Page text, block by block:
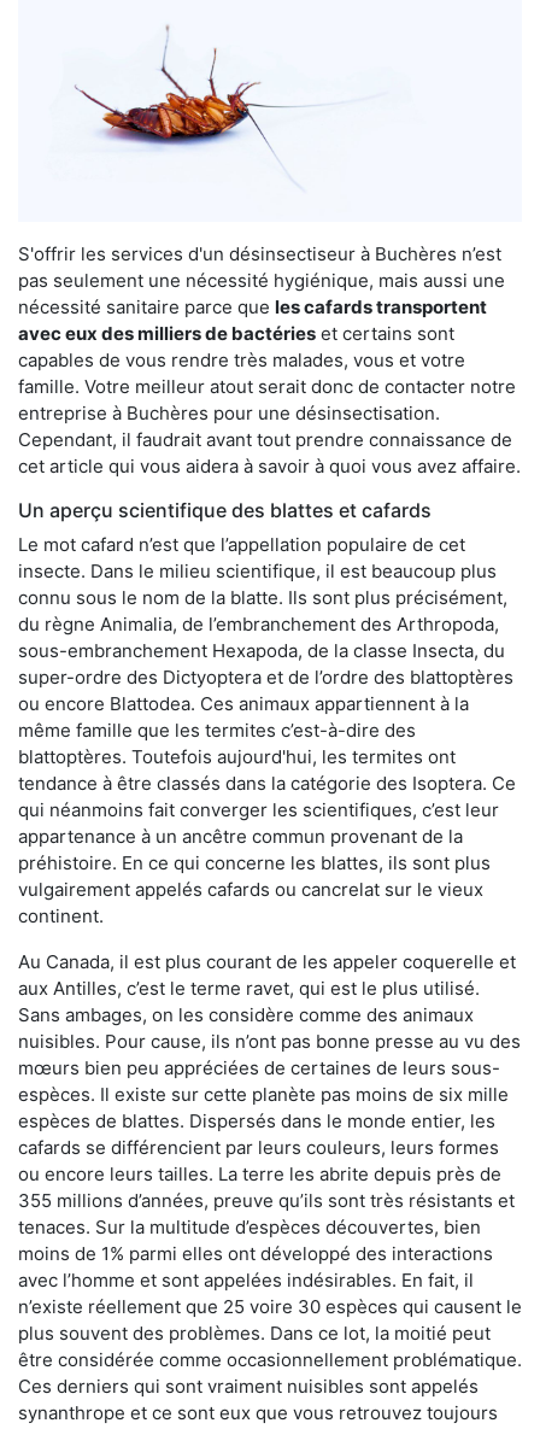
S'offrir les services d'un désinsectiseur à Buchères n’est
pas seulement une nécessité hygiénique, mais aussi une
nécessité sanitaire parce que les cafards transportent
avec eux des milliers de bactéries et certains sont
capables de vous rendre très malades, vous et votre
famille. Votre meilleur atout serait donc de contacter notre
entreprise à Buchères pour une désinsectisation.
Cependant, il faudrait avant tout prendre connaissance de
cet article qui vous aidera à savoir à quoi vous avez affaire.
Un aperçu scientifique des blattes et cafards
Le mot cafard n’est que l’appellation populaire de cet
insecte. Dans le milieu scientifique, il est beaucoup plus
connu sous le nom de la blatte. Ils sont plus précisément,
du règne Animalia, de l’embranchement des Arthropoda,
sous-embranchement Hexapoda, de la classe Insecta, du
super-ordre des Dictyoptera et de l’ordre des blattoptères
ou encore Blattodea. Ces animaux appartiennent à la
même famille que les termites c’est-à-dire des
blattoptères. Toutefois aujourd'hui, les termites ont
tendance à être classés dans la catégorie des Isoptera. Ce
qui néanmoins fait converger les scientifiques, c’est leur
appartenance à un ancêtre commun provenant de la
préhistoire. En ce qui concerne les blattes, ils sont plus
vulgairement appelés cafards ou cancrelat sur le vieux
continent.
Au Canada, il est plus courant de les appeler coquerelle et
aux Antilles, c’est le terme ravet, qui est le plus utilisé.
Sans ambages, on les considère comme des animaux
nuisibles. Pour cause, ils n’ont pas bonne presse au vu des
mœurs bien peu appréciées de certaines de leurs sous-
espèces. Il existe sur cette planète pas moins de six mille
espèces de blattes. Dispersés dans le monde entier, les
cafards se différencient par leurs couleurs, leurs formes
ou encore leurs tailles. La terre les abrite depuis près de
355 millions d’années, preuve qu’ils sont très résistants et
tenaces. Sur la multitude d’espèces découvertes, bien
moins de 1% parmi elles ont développé des interactions
avec l’homme et sont appelées indésirables. En fait, il
n’existe réellement que 25 voire 30 espèces qui causent le
plus souvent des problèmes. Dans ce lot, la moitié peut
être considérée comme occasionnellement problématique.
Ces derniers qui sont vraiment nuisibles sont appelés
synanthrope et ce sont eux que vous retrouvez toujours